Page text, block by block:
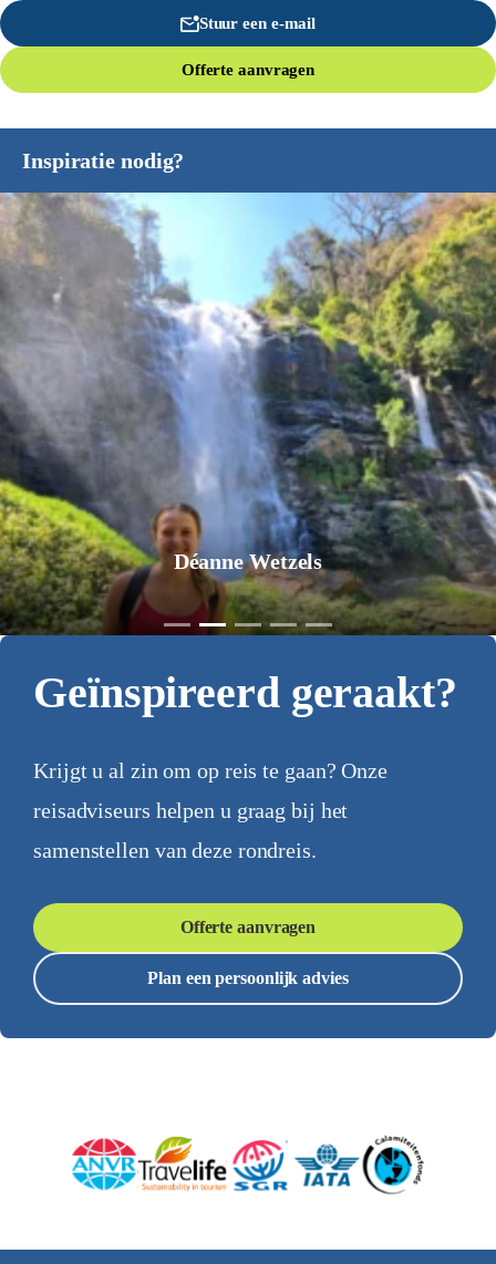
Stuur een e-mail
Offerte aanvragen
Inspiratie nodig?
Déanne Wetzels
Geïnspireerd geraakt?
Krijgt u al zin om op reis te gaan? Onze
reisadviseurs helpen u graag bij het
samenstellen van deze rondreis.
Offerte aanvragen
Plan een persoonlijk advies